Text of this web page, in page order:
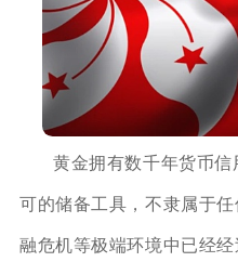
黄金拥有数千年货币信
可的储备工具，不隶属于
融危机等极端环境中已经